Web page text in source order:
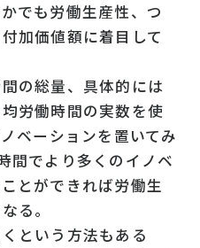
でも労働生産性、つ
加価値額に着目して
の総量、具体的には
労働時間の実数を使
ベーションを置いてみ
間でより多くのイノベ
とができれば労働生
る。
という方法もある